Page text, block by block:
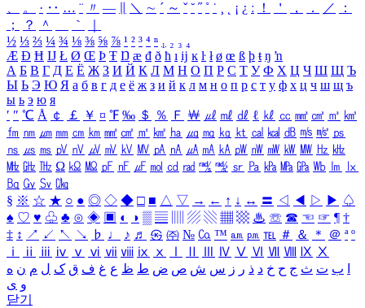
、
。 · ‥ … ¨ 〃 ― ＼ ∼ ´ ～ ˇ ˘ ˝ ˚ ˙ ¸ ¡ ¿ ː ！ ＇ ， ． ／
：
；
？ ＾ ｀
½ ⅓ ⅔ ¼ ¾ ⅛ ⅜ ⅝ ⅞ ¹ ² ³ ⁴ ⁿ ₁ ₂ ₃ ₄
Æ Ð Ħ Ĳ Ł Ø Œ Þ Ŧ Ŋ æ đ ð ħ ı ĳ ĸ ŀ ł ø œ ß þ ŧ ŋ ŉ
А Б В Г Д Е Ё Ж З И Й К Л М Н О П Р С Т У Ф Х Ц Ч Ш Щ Ъ
Ы Ь Э Ю Я а б в г д е ё ж з и й к л м н о п р с т у ф х ц ч ш щ ъ
ы ь э ю я
′ ″ ℃ Å ￠ ￡ ￥ ¤ ℉ ‰ ＄ ％ Ｆ ￦ ㎕ ㎖ ㎗ ℓ ㎘ ㏄ ㎣ ㎤ ㎥ ㎦
㎙ ㎚ ㎛ ㎜ ㎝ ㎞ ㎟ ㎠ ㎡ ㎢ ㏊ ㎍ ㎎ ㎏ ㏏ ㎈ ㎉ ㏈ ㎧ ㎨ ㎰
㎱ ㎲ ㎳ ㎴ ㎵ ㎶ ㎷ ㎸ ㎹ ㎀ ㎁ ㎂ ㎃ ㎄ ㎺ ㎻ ㎽ ㎾ ㎿ ㎐ ㎑
㎒ ㎓ ㎔ Ω ㏀ ㏁ ㎊ ㎋ ㎌ ㏖ ㏅ ㎭ ㎮ ㎯ ㏛ ㎩ ㎪ ㎫ ㎬ ㏝ ㏐
㏓
㏃ ㏉ ㏜ ㏆
§ ※ ☆ ★ ○ ● ◎ ◇ ◆ □ ■ △ ▽ → ← ↑ ↓ ↔ 〓 ◁ ◀ ▷ ▶ ♤
♠ ♡ ♥ ♧ ♣ ⊙ ◈ ▣ ◐ ◑ ▒ ▤ ▨ ▧ ▦ ▩ ♨ ☏ ☎ ☜ ☞ ¶ †
‡ ↕ ↗ ↙ ↖ ↘ ♭ ♩ ♪ ♬ ㉿ ㈜ № ㏇ ™ ㏂ ㏘ ℡ ＃ ＆ ＊ ＠ ª º
ⅰ
ⅱ ⅲ ⅳ ⅴ ⅵ ⅶ ⅷ ⅸ ⅹ Ⅳ Ⅴ Ⅵ Ⅶ Ⅷ Ⅸ Ⅹ
ب ت ث ج ح خ د ذ ر ز س ش ص ض ط ظ ع غ ف ق ک ل م ن ه
و ی
닫기